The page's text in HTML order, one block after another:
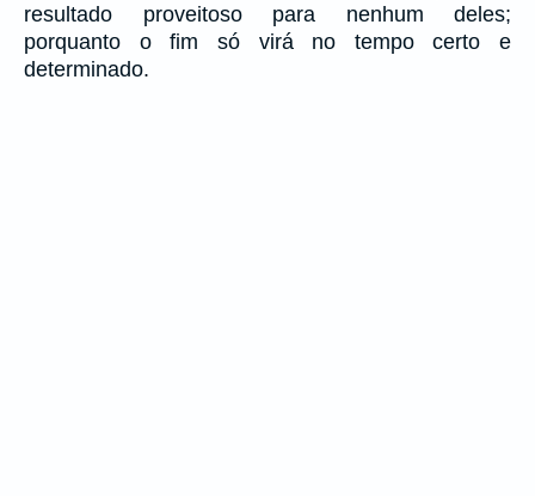
resultado proveitoso para nenhum deles;
porquanto o fim só virá no tempo certo e
determinado.